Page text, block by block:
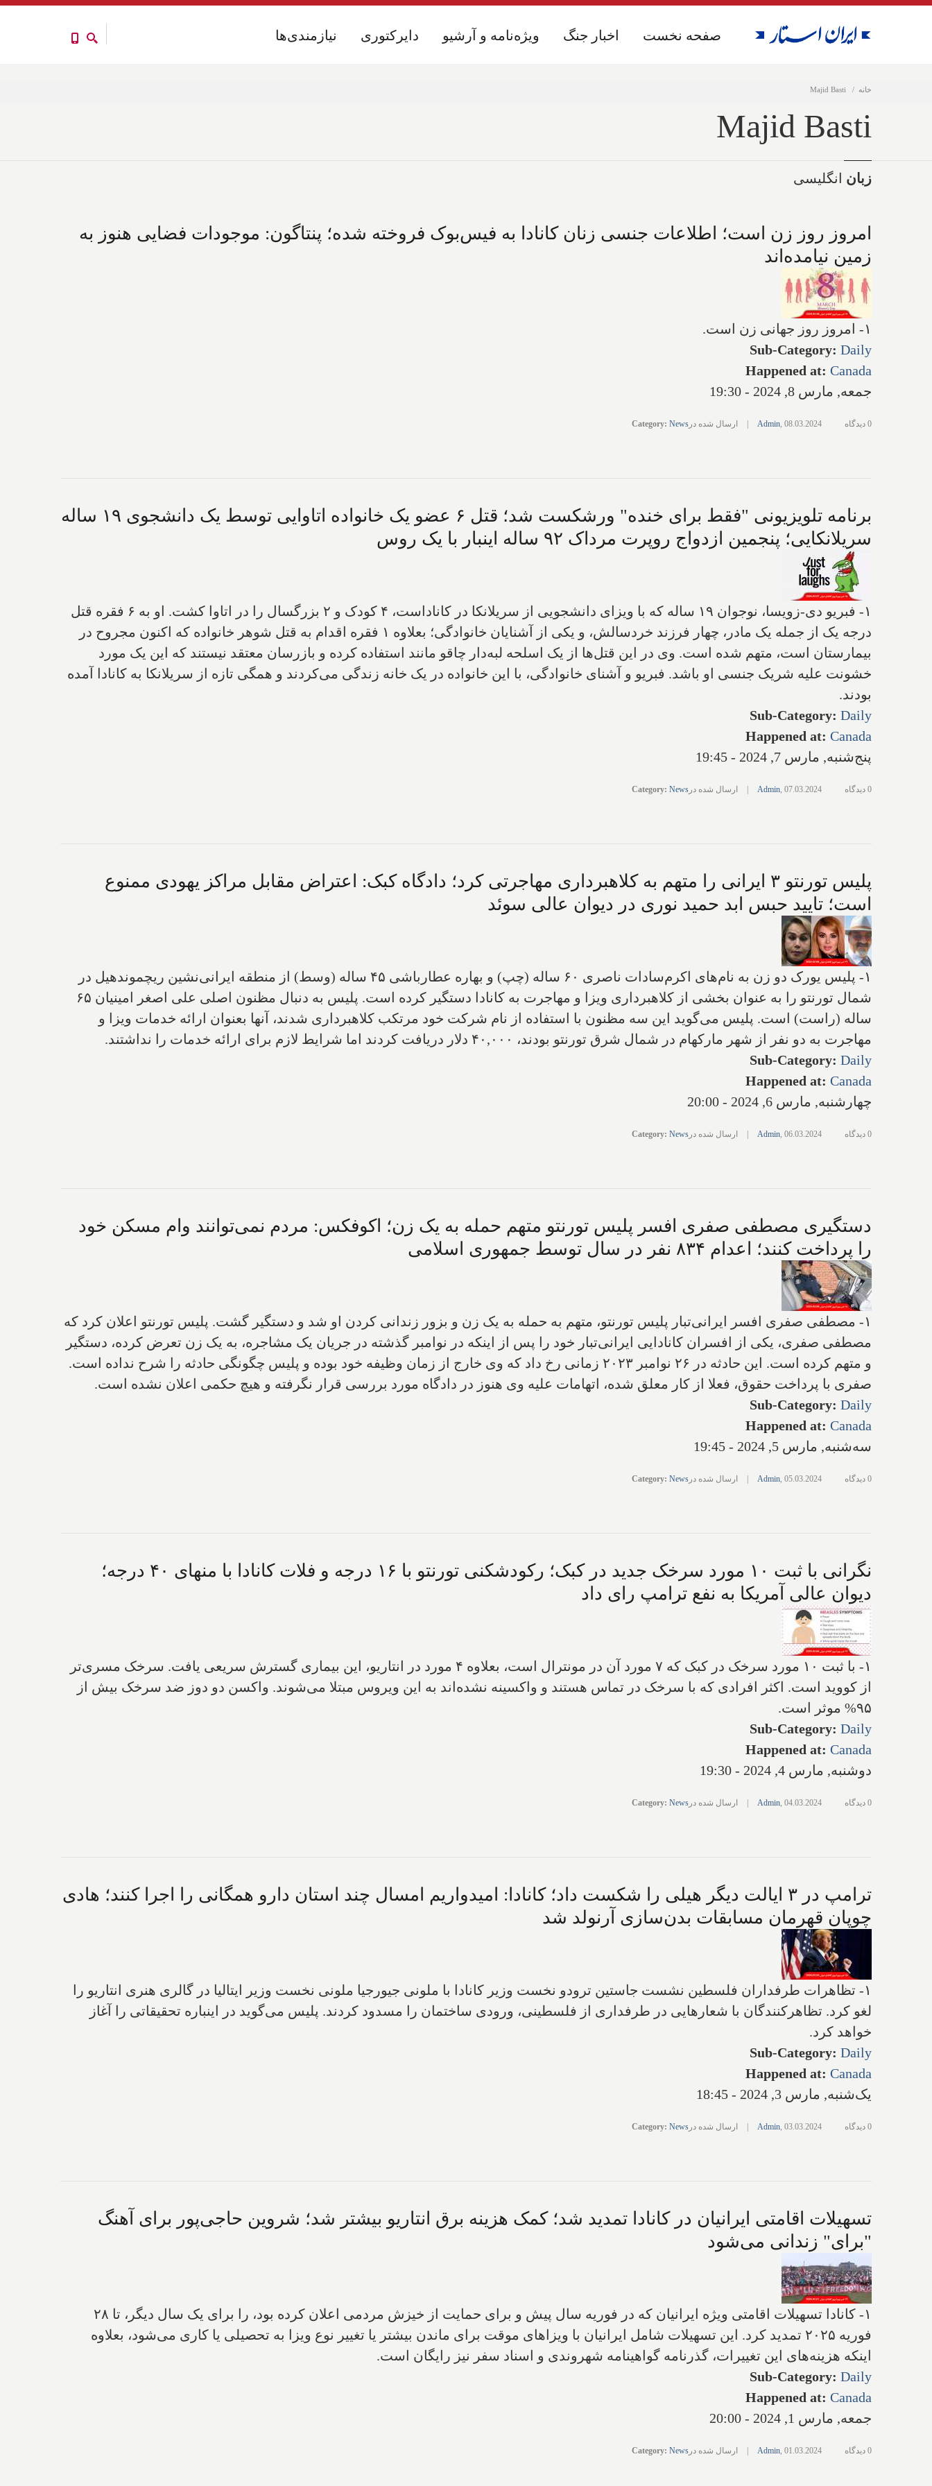
نیازمندی‌ها دایرکتوری ویژه‌نامه و آرشیو اخبار جنگ صفحه نخست
خانه Majid Basti
نیازمندی‌ها دایرکتوری ویژه‌نامه و آرشیو اخبار جنگ صفحه نخست
Majid Basti
زبان انگلیسی
امروز روز زن است؛ اطلاعات جنسی زنان کانادا به فیس‌بوک فروخته شده؛ پنتاگون: موجودات فضایی هنوز به
زمین نیامده‌اند
۱- امروز روز جهانی زن است.
Sub-Category: Daily
Happened at: Canada
جمعه, مارس 8, 2024 - 19:30
Admin, 08.03.2024 ارسال شده در Category: News 0 دیدگاه
برنامه تلویزیونی "فقط برای خنده" ورشکست شد؛ قتل ۶ عضو یک خانواده اتاوایی توسط یک دانشجوی ۱۹ ساله
سریلانکایی؛ پنجمین ازدواج روپرت مرداک ۹۲ ساله اینبار با یک روس
۱- فبریو دی-زویسا، نوجوان ۱۹ ساله که با ویزای دانشجویی از سریلانکا در کاناداست، ۴ کودک و ۲ بزرگسال را در اتاوا کشت. او به ۶ فقره قتل
درجه یک از جمله یک مادر، چهار فرزند خردسالش، و یکی از آشنایان خانوادگی؛ بعلاوه ۱ فقره اقدام به قتل شوهر خانواده که اکنون مجروح در
بیمارستان است، متهم شده است. وی در این قتل‌ها از یک اسلحه لبه‌دار چاقو مانند استفاده کرده و بازرسان معتقد نیستند که این یک مورد
خشونت علیه شریک جنسی او باشد. فبریو و آشنای خانوادگی، با این خانواده در یک خانه زندگی می‌کردند و همگی تازه از سریلانکا به کانادا آمده
بودند.
Sub-Category: Daily
Happened at: Canada
پنج‌شنبه, مارس 7, 2024 - 19:45
Admin, 07.03.2024 ارسال شده در Category: News 0 دیدگاه
پلیس تورنتو ۳ ایرانی را متهم به کلاهبرداری مهاجرتی کرد؛ دادگاه کبک: اعتراض مقابل مراکز یهودی ممنوع
است؛ تایید حبس ابد حمید نوری در دیوان عالی سوئد
۱- پلیس یورک دو زن به نام‌های اکرم‌سادات ناصری ۶۰ ساله (چپ) و بهاره عطارباشی ۴۵ ساله (وسط) از منطقه ایرانی‌نشین ریچموندهیل در
شمال تورنتو را به عنوان بخشی از کلاهبرداری ویزا و مهاجرت به کانادا دستگیر کرده است. پلیس به دنبال مظنون اصلی علی اصغر امینیان ۶۵
ساله (راست) است. پلیس می‌گوید این سه مظنون با استفاده از نام شرکت خود مرتکب کلاهبرداری شدند، آنها بعنوان ارائه خدمات ویزا و
مهاجرت به دو نفر از شهر مارکهام در شمال شرق تورنتو بودند، ۴۰,۰۰۰ دلار دریافت کردند اما شرایط لازم برای ارائه خدمات را نداشتند.
Sub-Category: Daily
Happened at: Canada
چهارشنبه, مارس 6, 2024 - 20:00
Admin, 06.03.2024 ارسال شده در Category: News 0 دیدگاه
دستگیری مصطفی صفری افسر پلیس تورنتو متهم حمله به یک زن؛ اکوفکس: مردم نمی‌توانند وام مسکن خود
را پرداخت کنند؛ اعدام ۸۳۴ نفر در سال توسط جمهوری اسلامی
۱- مصطفی صفری افسر ایرانی‌تبار پلیس تورنتو، متهم به حمله به یک زن و بزور زندانی کردن او شد و دستگیر گشت. پلیس تورنتو اعلان کرد که
مصطفی صفری، یکی از افسران کانادایی ایرانی‌تبار خود را پس از اینکه در نوامبر گذشته در جریان یک مشاجره، به یک زن تعرض کرده، دستگیر
و متهم کرده است. این حادثه در ۲۶ نوامبر ۲۰۲۳ زمانی رخ داد که وی خارج از زمان وظیفه خود بوده و پلیس چگونگی حادثه را شرح نداده است.
صفری با پرداخت حقوق، فعلا از کار معلق شده، اتهامات علیه وی هنوز در دادگاه مورد بررسی قرار نگرفته و هیچ حکمی اعلان نشده است.
Sub-Category: Daily
Happened at: Canada
سه‌شنبه, مارس 5, 2024 - 19:45
Admin, 05.03.2024 ارسال شده در Category: News 0 دیدگاه
نگرانی با ثبت ۱۰ مورد سرخک جدید در کبک؛ رکودشکنی تورنتو با ۱۶ درجه و فلات کانادا با منهای ۴۰ درجه؛
دیوان عالی آمریکا به نفع ترامپ رای داد
۱- با ثبت ۱۰ مورد سرخک در کبک که ۷ مورد آن در مونترال است، بعلاوه ۴ مورد در انتاریو، این بیماری گسترش سریعی یافت. سرخک مسری‌تر
از کووید است. اکثر افرادی که با سرخک در تماس هستند و واکسینه نشده‌اند به این ویروس مبتلا می‌شوند. واکسن دو دوز ضد سرخک بیش از
۹۵% موثر است.
Sub-Category: Daily
Happened at: Canada
دوشنبه, مارس 4, 2024 - 19:30
Admin, 04.03.2024 ارسال شده در Category: News 0 دیدگاه
ترامپ در ۳ ایالت دیگر هیلی را شکست داد؛ کانادا: امیدواریم امسال چند استان دارو همگانی را اجرا کنند؛ هادی
چوپان قهرمان مسابقات بدن‌سازی آرنولد شد
۱- تظاهرات طرفداران فلسطین نشست جاستین ترودو نخست وزیر کانادا با ملونی جیورجیا ملونی نخست وزیر ایتالیا در گالری هنری انتاریو را
لغو کرد. تظاهرکنندگان با شعارهایی در طرفداری از فلسطینی، ورودی ساختمان را مسدود کردند. پلیس می‌گوید در اینباره تحقیقاتی را آغاز
خواهد کرد.
Sub-Category: Daily
Happened at: Canada
یک‌شنبه, مارس 3, 2024 - 18:45
Admin, 03.03.2024 ارسال شده در Category: News 0 دیدگاه
تسهیلات اقامتی ایرانیان در کانادا تمدید شد؛ کمک هزینه برق انتاریو بیشتر شد؛ شروین حاجی‌پور برای آهنگ
"برای" زندانی می‌شود
۱- کانادا تسهیلات اقامتی ویژه ایرانیان که در فوریه سال پیش و برای حمایت از خیزش مردمی اعلان کرده بود، را برای یک سال دیگر، تا ۲۸
فوریه ۲۰۲۵ تمدید کرد. این تسهیلات شامل ایرانیان با ویزاهای موقت برای ماندن بیشتر یا تغییر نوع ویزا به تحصیلی یا کاری می‌شود، بعلاوه
اینکه هزینه‌های این تغییرات، گذرنامه گواهینامه شهروندی و اسناد سفر نیز رایگان است.
Sub-Category: Daily
Happened at: Canada
جمعه, مارس 1, 2024 - 20:00
Admin, 01.03.2024 ارسال شده در Category: News 0 دیدگاه